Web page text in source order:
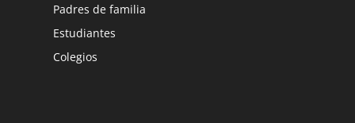
Padres de familia
Estudiantes
Colegios